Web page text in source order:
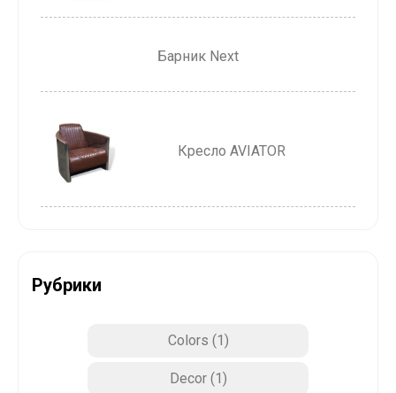
Барник Next
Кресло AVIATOR
Рубрики
Colors (1)
Decor(1)